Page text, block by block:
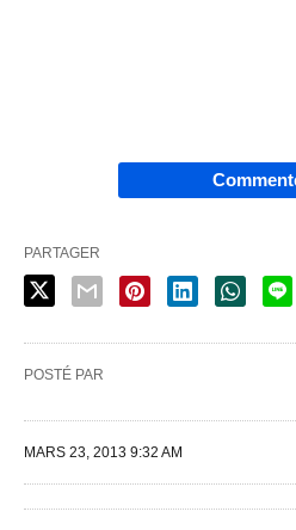
PARTAGER
POSTÉ PAR
MARS 23, 2013 9:32 AM